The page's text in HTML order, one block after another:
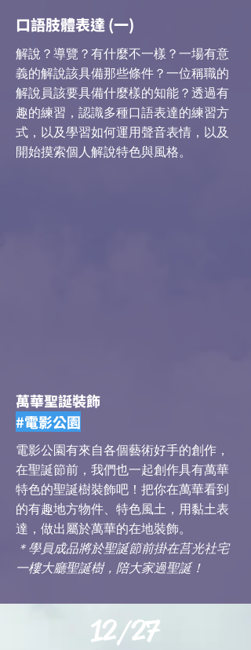
口語肢體表達 (一)
解說？導覽？有什麼不一樣？一場有意
義的解說該具備那些條件？一位稱職的
解說員該要具備什麼樣的知能？透過有
趣的練習，認識多種口語表達的練習方
式，以及學習如何運用聲音表情，以及
開始摸索個人解說特色與風格。
萬華聖誕裝飾
#電影公園
電影公園有來自各個藝術好手的創作，
在聖誕節前，我們也一起創作具有萬華
特色的聖誕樹裝飾吧！把你在萬華看到
的有趣地方物件、特色風土，用黏土表
達，做出屬於萬華的在地裝飾。
＊學員成品將於聖誕節前掛在莒光社宅
一樓大廳聖誕樹，陪大家過聖誕！
12/27